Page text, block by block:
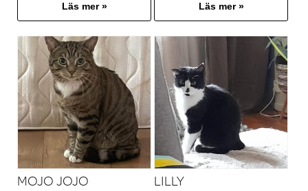
Läs mer » Läs mer »
MOJO JOJO LILLY